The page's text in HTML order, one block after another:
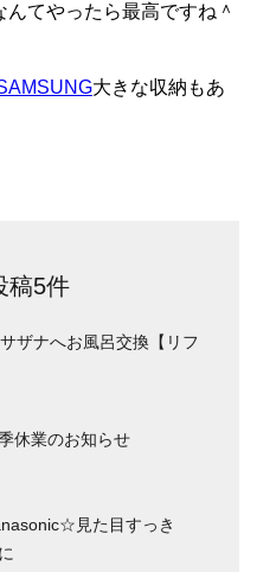
てやったら最高ですね＾
大きな収納もあ
稿5件
ザナへお風呂交換【リフ
休業のお知らせ
見た目すっき